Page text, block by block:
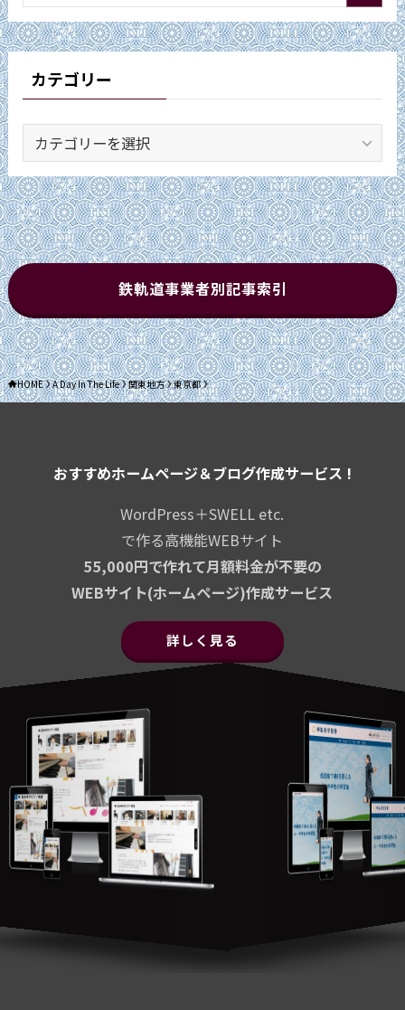
カテゴリー
テ
ゴ
リ
ー
鉄軌道事業者別記事索引
HOME A Day In The Life 関東地方 東京都
おすすめホームページ＆ブログ作成サービス !
WordPress＋SWELL etc.
で作る高機能WEBサイト
55,000円で作れて月額料金が不要の
WEBサイト(ホームページ)作成サービス
詳しく見る